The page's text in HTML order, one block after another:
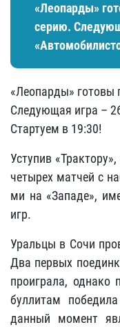
«Леопарды»
серию.
«Леопарды»
Следующая игра –
Стартуем в 19:30!
Уступив
четырех матчей с
ми на «Западе»,
игр.
Уральцы в Сочи
Два первых
проиграла, однако
буллитам
данный момент